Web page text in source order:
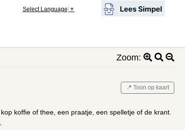
Select Language ▼
Zoom:
📍 Toon op kaart
koffie of thee, een praatje, een spelletje of de krant.